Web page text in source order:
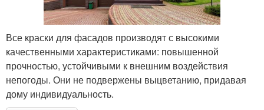
Все краски для фасадов производят с высокими
качественными характеристиками: повышенной
прочностью, устойчивыми к внешним воздействия
непогоды. Они не подвержены выцветанию, придавая
дому индивидуальность.